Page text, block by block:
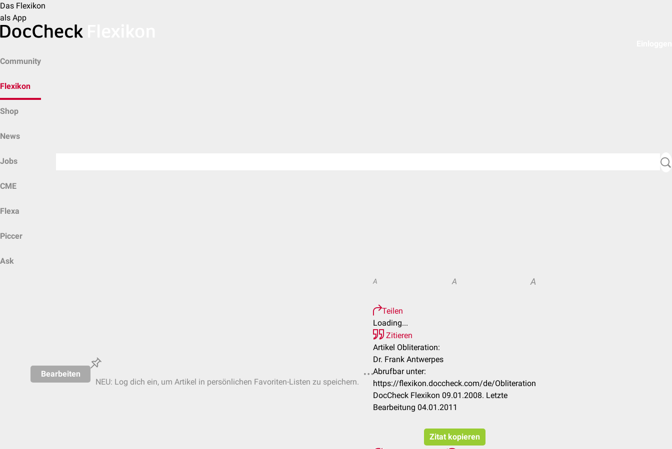
Das Flexikon
als App
Community
Flexikon
Shop
News
Jobs
CME
Flexa
Piccer
Ask
Bearbeiten
NEU: Log dich ein, um Artikel in persönlichen Favoriten-Listen zu speichern.
A A A
Teilen
Loading...
Zitieren
Artikel Obliteration:
Dr. Frank Antwerpes
Abrufbar unter:
https://flexikon.doccheck.com/de/Obliteration
DocCheck Flexikon 09.01.2008. Letzte
Bearbeitung 04.01.2011
Zitat kopieren